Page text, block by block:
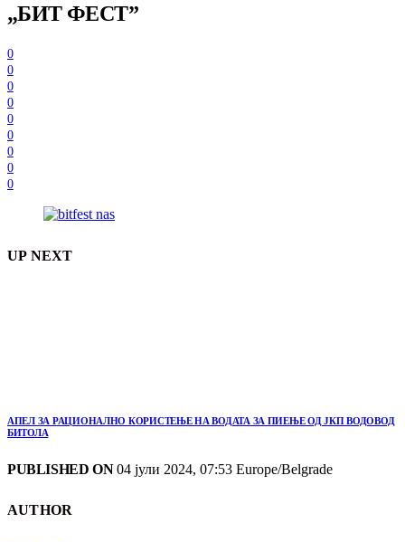
„БИТ ФЕСТ”
0
0
0
0
0
0
0
0
0
UP NEXT
АПЕЛ ЗА РАЦИОНАЛНО КОРИСТЕЊЕ НА ВОДАТА ЗА ПИЕЊЕ ОД ЈКП ВОДОВОД
БИТОЛА
PUBLISHED ON04 јули 2024, 07:53 Europe/Belgrade
AUTHOR